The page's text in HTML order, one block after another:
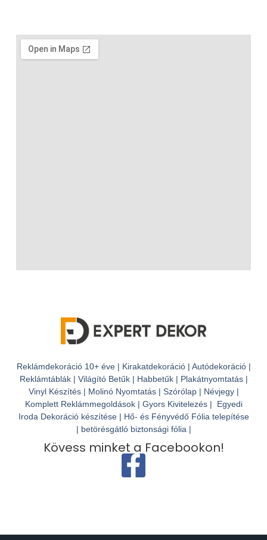
Reklámdekoráció 10+ éve | Kirakatdekoráció | Autódekoráció |
Reklámtáblák | Világító Betűk | Habbetűk | Plakátnyomtatás |
Vinyl Készítés | Molinó Nyomtatás | Szórólap | Névjegy |
Komplett Reklámmegoldások | Gyors Kivitelezés | Egyedi
Iroda Dekoráció készítése | Hő- és Fényvédő Fólia telepítése
| betörésgátló biztonsági fólia |
Kövess minket a Facebookon!